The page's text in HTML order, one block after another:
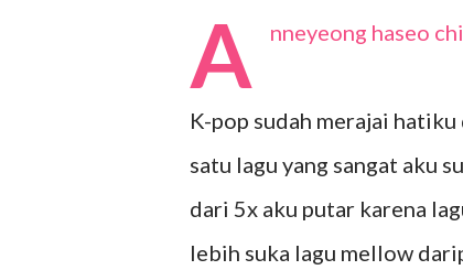
A nneyeong haseo
K-pop sudah merajai
satu lagu yang sangat aku
dari 5x aku putar karena
lebih suka lagu mellow